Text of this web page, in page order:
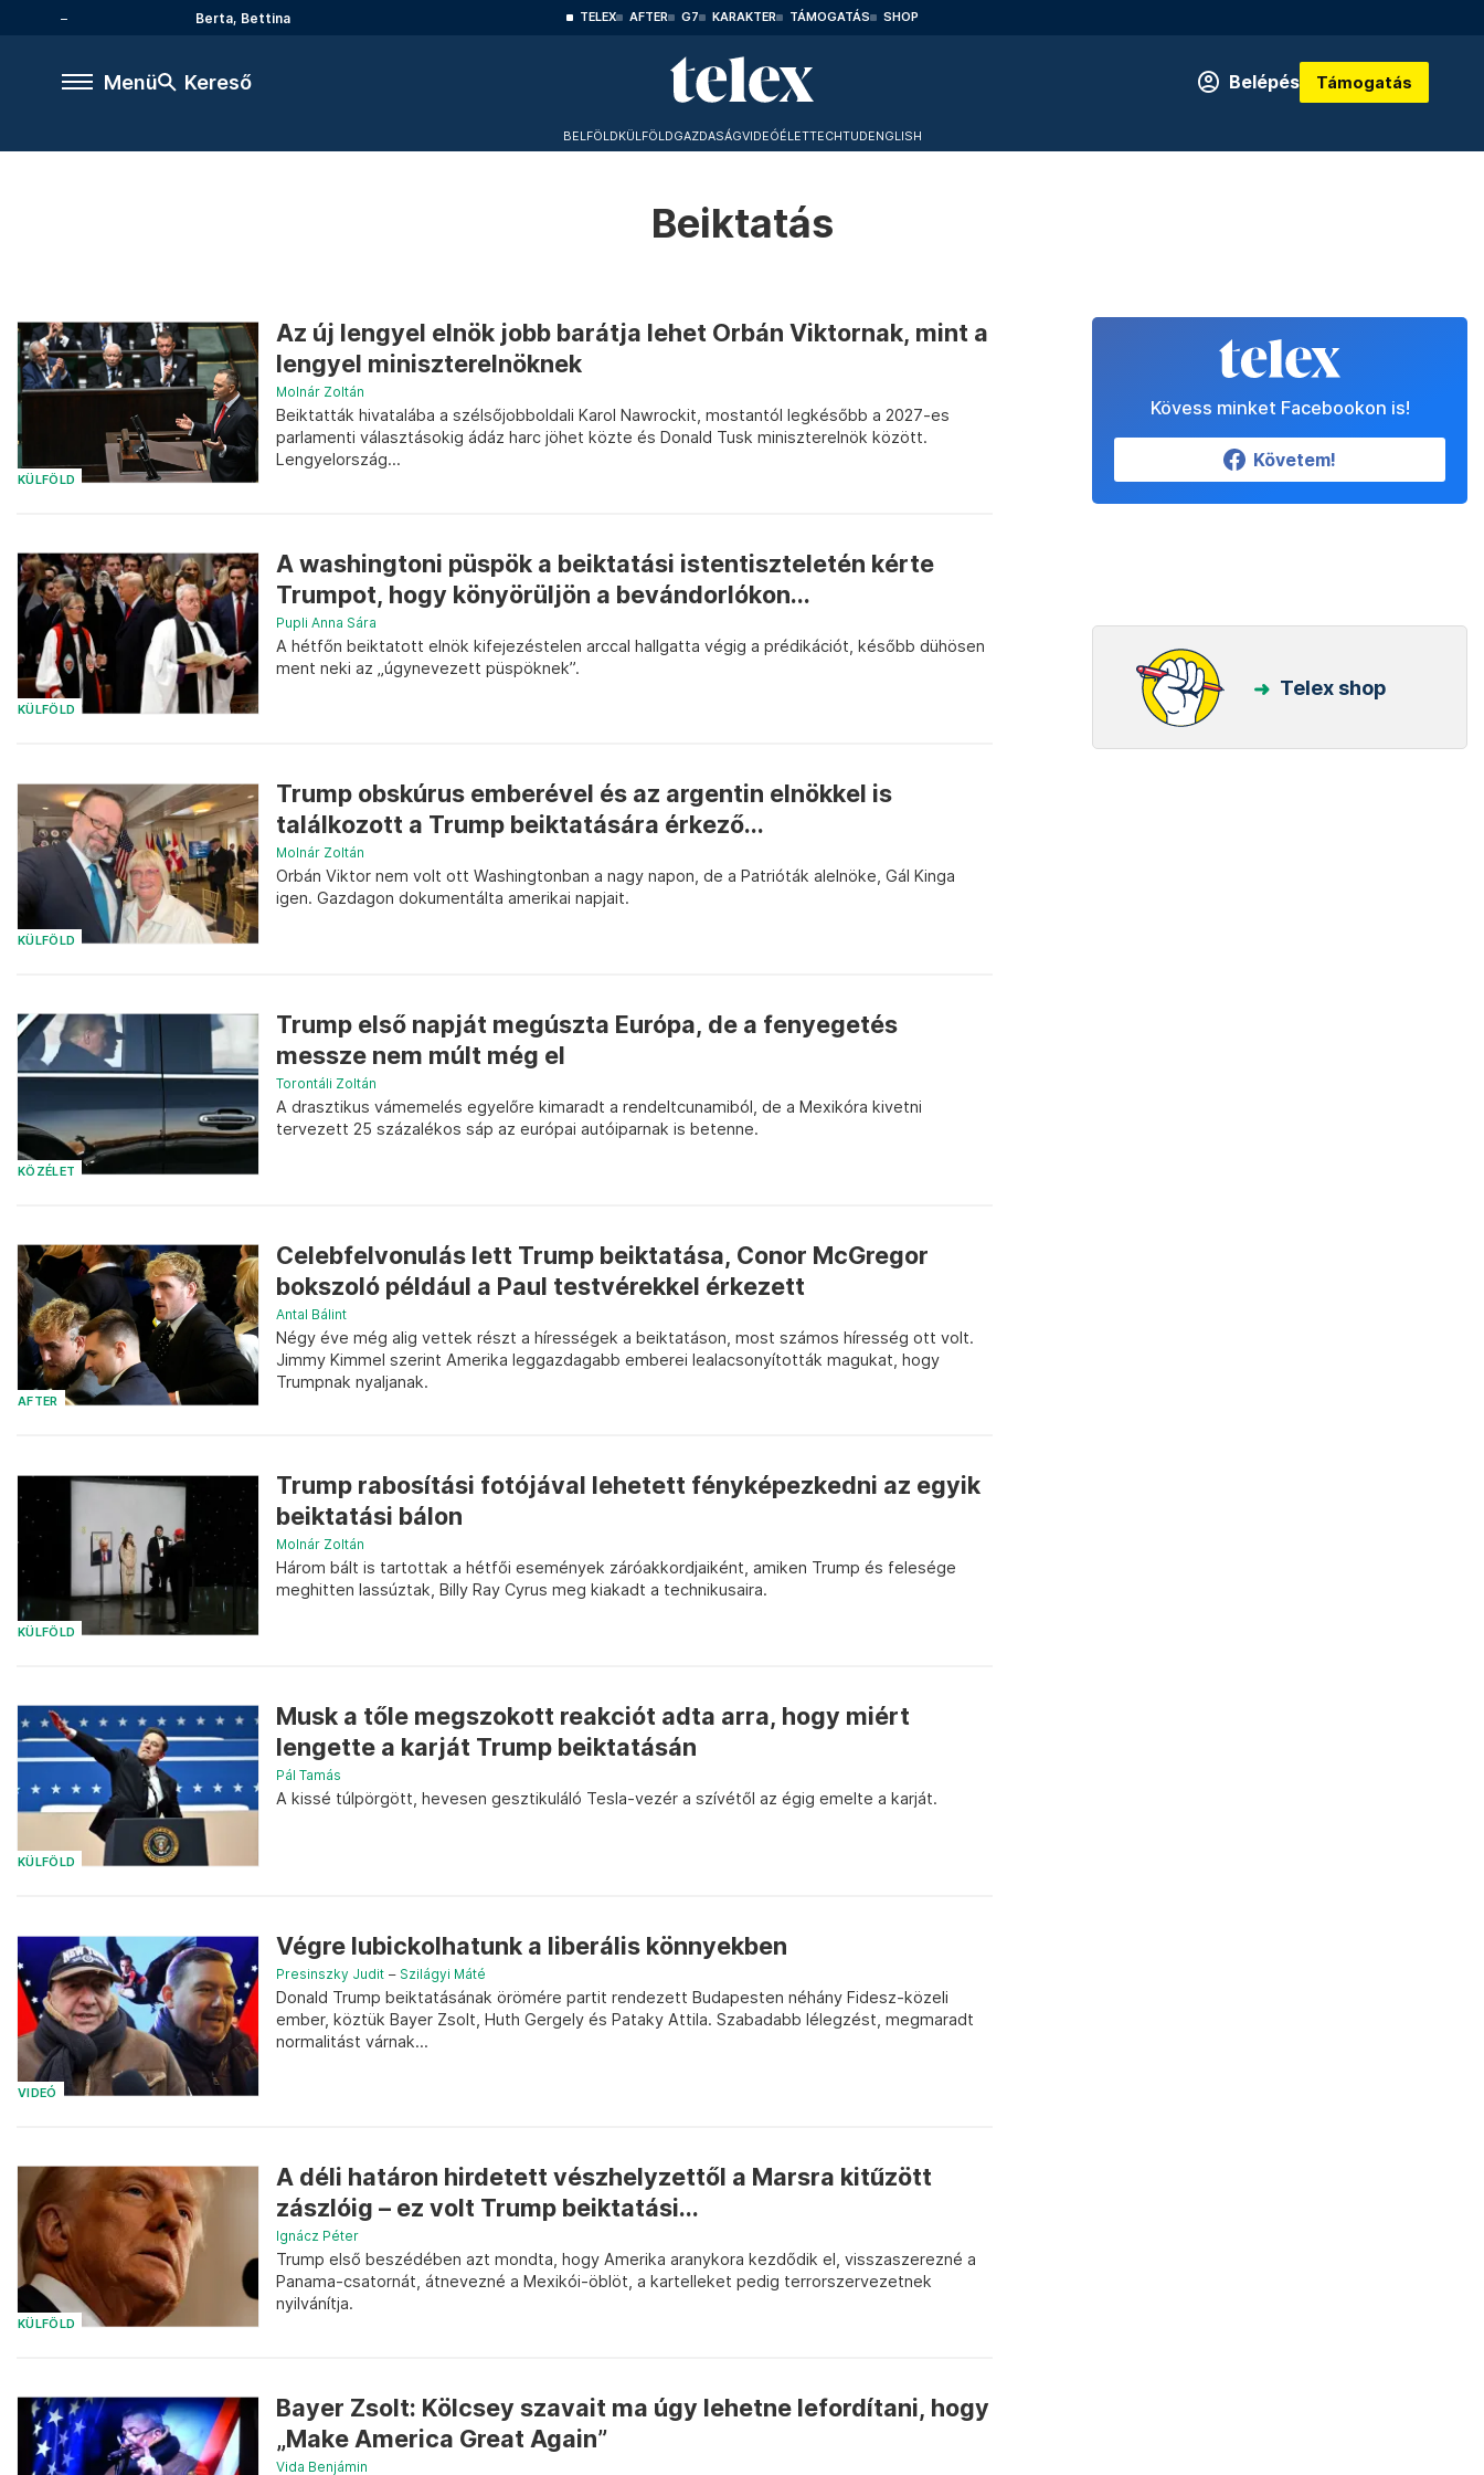
Berta, Bettina TELEX AFTER G7 KARAKTER TÁMOGATÁS SHOP
Menü Kereső Belépés Támogatás
BELFÖLDKÜLFÖLDGAZDASÁGVIDEÓÉLETTECHTUDENGLISH
Beiktatás
KÜLFÖLD
Az új lengyel elnök jobb barátja lehet Orbán Viktornak, mint a
lengyel miniszterelnöknek
Molnár Zoltán
Beiktatták hivatalába a szélsőjobboldali Karol Nawrockit, mostantól legkésőbb a 2027-es
parlamenti választásokig ádáz harc jöhet közte és Donald Tusk miniszterelnök között.
Lengyelország...
KÜLFÖLD
A washingtoni püspök a beiktatási istentiszteletén kérte
Trumpot, hogy könyörüljön a bevándorlókon...
Pupli Anna Sára
A hétfőn beiktatott elnök kifejezéstelen arccal hallgatta végig a prédikációt, később dühösen
ment neki az „úgynevezett püspöknek”.
KÜLFÖLD
Trump obskúrus emberével és az argentin elnökkel is
találkozott a Trump beiktatására érkező...
Molnár Zoltán
Orbán Viktor nem volt ott Washingtonban a nagy napon, de a Patrióták alelnöke, Gál Kinga
igen. Gazdagon dokumentálta amerikai napjait.
KÖZÉLET
Trump első napját megúszta Európa, de a fenyegetés
messze nem múlt még el
Torontáli Zoltán
A drasztikus vámemelés egyelőre kimaradt a rendeltcunamiból, de a Mexikóra kivetni
tervezett 25 százalékos sáp az európai autóiparnak is betenne.
AFTER
Celebfelvonulás lett Trump beiktatása, Conor McGregor
bokszoló például a Paul testvérekkel érkezett
Antal Bálint
Négy éve még alig vettek részt a hírességek a beiktatáson, most számos híresség ott volt.
Jimmy Kimmel szerint Amerika leggazdagabb emberei lealacsonyították magukat, hogy
Trumpnak nyaljanak.
KÜLFÖLD
Trump rabosítási fotójával lehetett fényképezkedni az egyik
beiktatási bálon
Molnár Zoltán
Három bált is tartottak a hétfői események záróakkordjaiként, amiken Trump és felesége
meghitten lassúztak, Billy Ray Cyrus meg kiakadt a technikusaira.
KÜLFÖLD
Musk a tőle megszokott reakciót adta arra, hogy miért
lengette a karját Trump beiktatásán
Pál Tamás
A kissé túlpörgött, hevesen gesztikuláló Tesla-vezér a szívétől az égig emelte a karját.
VIDEÓ
Végre lubickolhatunk a liberális könnyekben
Presinszky Judit – Szilágyi Máté
Donald Trump beiktatásának örömére partit rendezett Budapesten néhány Fidesz-közeli
ember, köztük Bayer Zsolt, Huth Gergely és Pataky Attila. Szabadabb lélegzést, megmaradt
normalitást várnak...
KÜLFÖLD
A déli határon hirdetett vészhelyzettől a Marsra kitűzött
zászlóig – ez volt Trump beiktatási...
Ignácz Péter
Trump első beszédében azt mondta, hogy Amerika aranykora kezdődik el, visszaszerezné a
Panama-csatornát, átnevezné a Mexikói-öblöt, a kartelleket pedig terrorszervezetnek
nyilvánítja.
Bayer Zsolt: Kölcsey szavait ma úgy lehetne lefordítani, hogy
„Make America Great Again”
Vida Benjámin
Kövess minket Facebookon is!
Követem!
Telex shop